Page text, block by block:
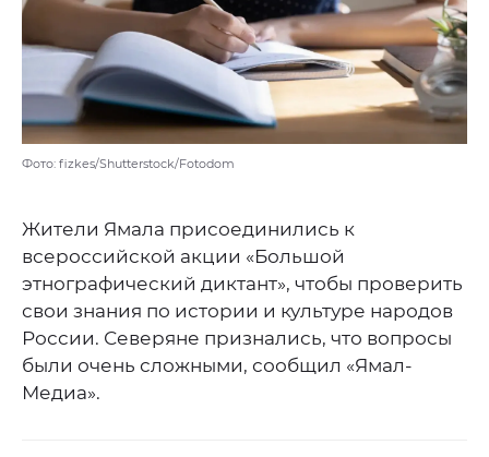
Фото: fizkes/Shutterstock/Fotodom
Жители Ямала присоединились к
всероссийской акции «Большой
этнографический диктант», чтобы проверить
свои знания по истории и культуре народов
России. Северяне признались, что вопросы
были очень сложными, сообщил «Ямал-
Медиа».